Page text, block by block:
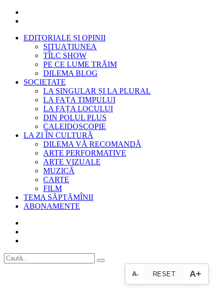
EDITORIALE ȘI OPINII
SITUAȚIUNEA
TÎLC SHOW
PE CE LUME TRĂIM
DILEMA BLOG
SOCIETATE
LA SINGULAR ȘI LA PLURAL
LA FAȚA TIMPULUI
LA FAȚA LOCULUI
DIN POLUL PLUS
CALEIDOSCOPIE
LA ZI ÎN CULTURĂ
DILEMA VĂ RECOMANDĂ
ARTE PERFORMATIVE
ARTE VIZUALE
MUZICĂ
CARTE
FILM
TEMA SĂPTĂMÎNII
ABONAMENTE
A- RESET A+